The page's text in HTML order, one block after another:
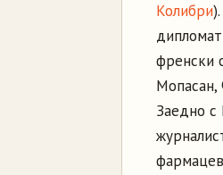
Колибри
френски
Мопасан,
Заедно с